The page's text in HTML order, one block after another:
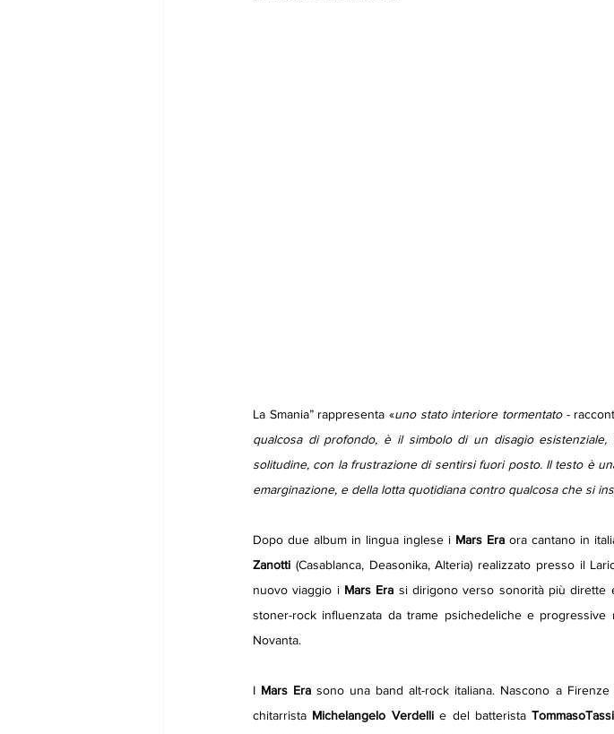
La Smania” rappresenta «uno stato interiore tormentato -
qualcosa di profondo, è il simbolo di un disagio
solitudine, con la frustrazione di sentirsi fuori posto. Il testo è
emarginazione, e della lotta quotidiana contro qualcosa che si
Dopo due album in lingua inglese i Mars Era ora cantano in
Zanotti (Casablanca, Deasonika, Alteria) realizzato presso il
nuovo viaggio i Mars Era si dirigono verso sonorità più dirette
stoner-rock influenzata da trame psichedeliche e
Novanta.
I Mars Era sono una band alt-rock italiana. Nascono a
chitarrista Michelangelo Verdelli e del batterista TommasoTassi